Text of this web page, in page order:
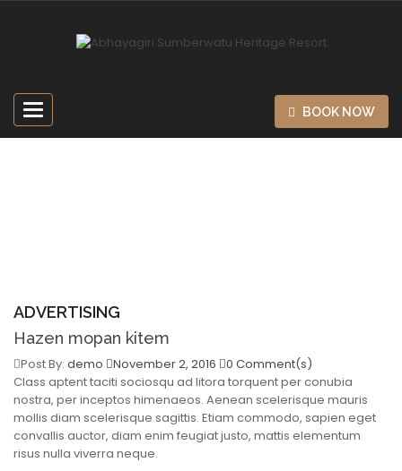
Toggle
navigation
BOOK NOW
ADVERTISING
Hazen mopan kitem
Post By: demo November 2, 2016
0 Comment(s)
Class aptent taciti sociosqu ad litora torquent per conubia
nostra, per inceptos himenaeos. Aenean scelerisque mauris
mollis diam scelerisque sagittis. Etiam commodo, sapien eget
convallis auctor, diam enim feugiat justo, mattis elementum
risus nulla viverra neque.